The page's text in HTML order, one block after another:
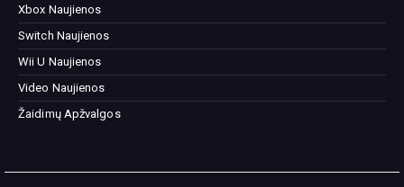
Xbox Naujienos
Switch Naujienos
Wii U Naujienos
Video Naujienos
Žaidimų Apžvalgos